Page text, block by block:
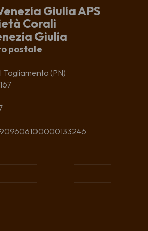
Giulia APS
Corali
Giulia
postale
Tagliamento (PN)